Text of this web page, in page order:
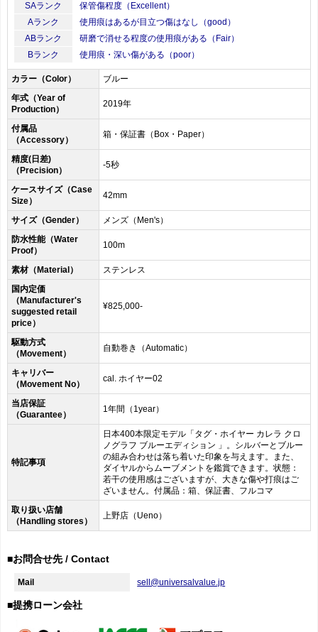
SAランク
保管傷程度（Excellent）
Aランク
使用痕はあるが目立つ傷はなし（good）
ABランク
研磨で消せる程度の使用痕がある（Fair）
Bランク
使用痕・深い傷がある（poor）
カラー（Color）
ブルー
年式（Year of
Production）
2019年
付属品
（Accessory）
箱・保証書（Box・Paper）
精度(日差)
（Precision）
-5秒
ケースサイズ（Case
Size）
42mm
サイズ（Gender）
メンズ（Men's）
防水性能（Water
Proof）
100m
素材（Material）
ステンレス
国内定価
（Manufacturer's
suggested retail
price）
¥825,000-
駆動方式
（Movement）
自動巻き（Automatic）
キャリバー
（Movement No）
cal. ホイヤー02
当店保証
（Guarantee）
1年間（1year）
特記事項
日本400本限定モデル「タグ・ホイヤー カレラ クロ
ノグラフ ブルーエディション 」。シルバーとブルー
の組み合わせは落ち着いた印象を与えます。また、
ダイヤルからムーブメントを鑑賞できます。状態：
若干の使用感はございますが、大きな傷や打痕はご
ざいません。付属品：箱、保証書、フルコマ
取り扱い店舗
（Handling stores）
上野店（Ueno）
■お問合せ先 / Contact
Mail sell@universalvalue.jp
■提携ローン会社